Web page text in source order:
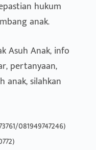
hukum
anak.
Asuh Anak, info
pertanyaan,
anak, silahkan
081949747246)